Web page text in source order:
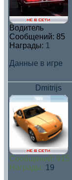
Водитель
Сообщений: 85
Награды: 1
Данные в игре
Dmitrijs
Сообщений: 915
Награды: 19